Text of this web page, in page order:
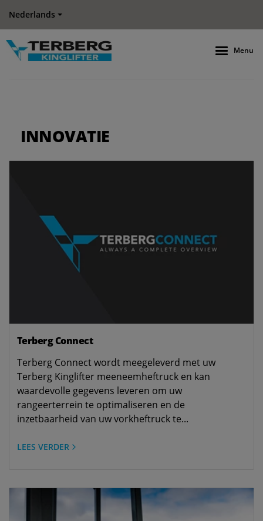
Nederlands
Menu
INNOVATIE
Terberg Connect
Terberg Connect wordt meegeleverd met uw
Terberg Kinglifter meeneemheftruck en kan
waardevolle gegevens leveren om uw
rangeerterrein te optimaliseren en de
inzetbaarheid van uw vorkheftruck te...
LEES VERDER